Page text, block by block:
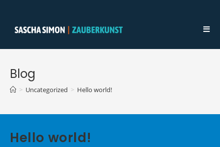
springen
Blog
> Uncategorized > Hello world!
Hello world!